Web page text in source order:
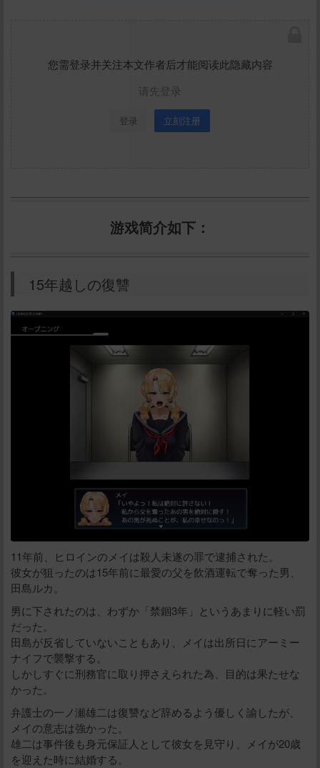
您需登录并关注本文作者后才能阅读此隐藏内容
请先登录
登录 立刻注册
游戏简介如下：
15年越しの復讐
11年前、ヒロインのメイは殺人未遂の罪で逮捕された。
彼女が狙ったのは15年前に最愛の父を飲酒運転で奪った男、
田島ルカ。
男に下されたのは、わずか「禁錮3年」というあまりに軽い罰
だった。
田島が反省していないこともあり、メイは出所日にアーミー
ナイフで襲撃する。
しかしすぐに刑務官に取り押さえられた為、目的は果たせな
かった。
弁護士の一ノ瀬雄二は復讐など辞めるよう優しく諭したが、
メイの意志は強かった。
雄二は事件後も身元保証人として彼女を見守り、メイが20歳
を迎えた時に結婚する。